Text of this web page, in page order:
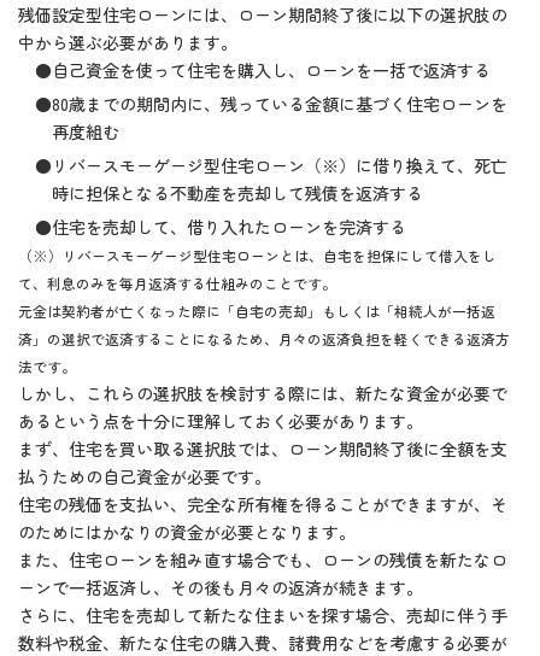
残価設定型住宅ローンには、ローン期間終了後に以下の選択肢の
中から選ぶ必要があります。
●自己資金を使って住宅を購入し、ローンを一括で返済する
●80歳までの期間内に、残っている金額に基づく住宅ローンを
再度組む
●リバースモーゲージ型住宅ローン（※）に借り換えて、死亡
時に担保となる不動産を売却して残債を返済する
●住宅を売却して、借り入れたローンを完済する
（※）リバースモーゲージ型住宅ローンとは、自宅を担保にして借入をし
て、利息のみを毎月返済する仕組みのことです。
元金は契約者が亡くなった際に「自宅の売却」もしくは「相続人が一括返
済」の選択で返済することになるため、月々の返済負担を軽くできる返済方
法です。
しかし、これらの選択肢を検討する際には、新たな資金が必要で
あるという点を十分に理解しておく必要があります。
まず、住宅を買い取る選択肢では、ローン期間終了後に全額を支
払うための自己資金が必要です。
住宅の残価を支払い、完全な所有権を得ることができますが、そ
のためにはかなりの資金が必要となります。
また、住宅ローンを組み直す場合でも、ローンの残債を新たなロ
ーンで一括返済し、その後も月々の返済が続きます。
さらに、住宅を売却して新たな住まいを探す場合、売却に伴う手
数料や税金、新たな住宅の購入費、諸費用などを考慮する必要が